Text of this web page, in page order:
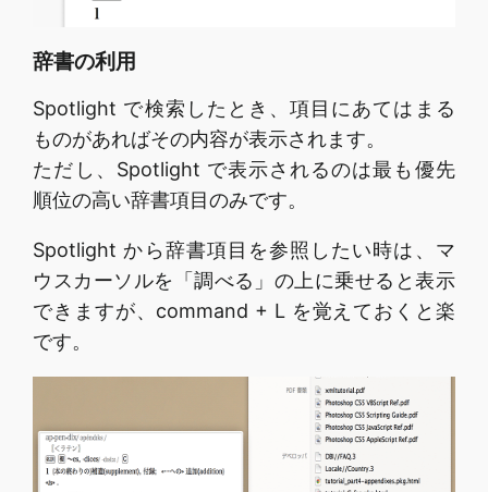
辞書の利用
Spotlight で検索したとき、項目にあてはまる
ものがあればその内容が表示されます。
ただし、Spotlight で表示されるのは最も優先
順位の高い辞書項目のみです。
Spotlight から辞書項目を参照したい時は、マ
ウスカーソルを「調べる」の上に乗せると表示
できますが、command + L を覚えておくと楽
です。